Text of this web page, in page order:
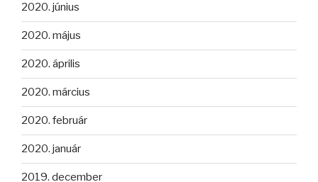
2020. június
2020. május
2020. április
2020. március
2020. február
2020. január
2019. december